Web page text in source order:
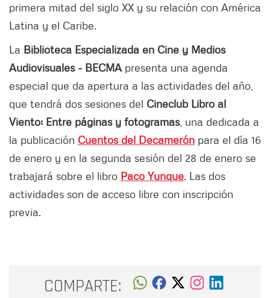
primera mitad del siglo XX y su relación con América
Latina y el Caribe.
La Biblioteca Especializada en Cine y Medios
Audiovisuales - BECMA presenta una agenda
especial que da apertura a las actividades del año,
que tendrá dos sesiones del Cineclub Libro al
Viento: Entre páginas y fotogramas, una dedicada a
la publicación Cuentos del Decamerón para el día 16
de enero y en la segunda sesión del 28 de enero se
trabajará sobre el libro Paco Yunque. Las dos
actividades son de acceso libre con inscripción
previa.
COMPARTE: